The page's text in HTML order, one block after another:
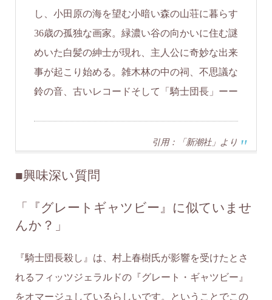
し、小田原の海を望む小暗い森の山荘に暮らす
36歳の孤独な画家。緑濃い谷の向かいに住む謎
めいた白髪の紳士が現れ、主人公に奇妙な出来
事が起こり始める。雑木林の中の祠、不思議な
鈴の音、古いレコードそして「騎士団長」ーー
引用：「新潮社」より
■興味深い質問
「『グレートギャツビー』に似ていませ
んか？」
『騎士団長殺し』は、村上春樹氏が影響を受けたとさ
れるフィッツジェラルドの『グレート・ギャツビー』
をオマージュしているらしいです。ということでこの